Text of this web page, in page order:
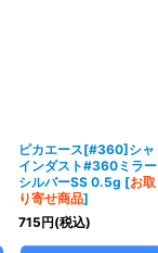
ピカエース[#360]シャ
インダスト#360ミラー
シルバーSS 0.5g [お取
り寄せ商品]
715円(税込)